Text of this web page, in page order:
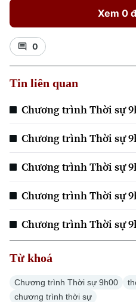
Chuyên mục
Thời sự
Chính trị
Hà Nội
Nhịp sống Hà Nội
Thế giới
Xem 0
0
Tin liên quan
Chương trình Thời sự
Chương trình Thời sự
Chương trình Thời sự
Chương trình Thời sự
Chương trình Thời sự
Từ khoá
Chương trình Thời sự 9h00
chương trình thời sự